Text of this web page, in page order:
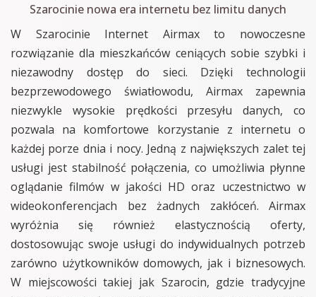
Szarocinie nowa era internetu bez limitu danych
W Szarocinie Internet Airmax to nowoczesne
rozwiązanie dla mieszkańców ceniących sobie szybki i
niezawodny dostęp do sieci. Dzięki technologii
bezprzewodowego światłowodu, Airmax zapewnia
niezwykle wysokie prędkości przesyłu danych, co
pozwala na komfortowe korzystanie z internetu o
każdej porze dnia i nocy. Jedną z największych zalet tej
usługi jest stabilność połączenia, co umożliwia płynne
oglądanie filmów w jakości HD oraz uczestnictwo w
wideokonferencjach bez żadnych zakłóceń. Airmax
wyróżnia się również elastycznością oferty,
dostosowując swoje usługi do indywidualnych potrzeb
zarówno użytkowników domowych, jak i biznesowych.
W miejscowości takiej jak Szarocin, gdzie tradycyjne